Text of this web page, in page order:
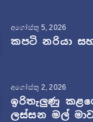
අගෝස්තු 5, 2026
කපටි නරියා
අගෝස්තු 2, 2026
ඉරිතැලුණු
ලස්සන මල්